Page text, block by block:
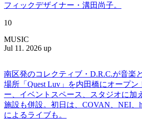
フィックデザイナー・溝田尚子。
10
MUSIC
Jul 11. 2026 up
南区発のコレクティブ・D.R.C.が⾳楽
場所「Quest Luv」を内田橋にオープ
ー、イベントスペース、スタジオに加
施設も併設。初日は、COVAN、NEI、
によるライブも。